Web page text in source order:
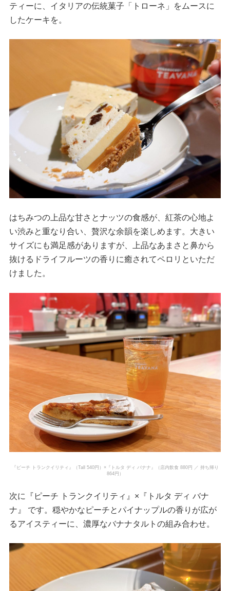
ティーに、イタリアの伝統菓子「トローネ」をムースに
したケーキを。
はちみつの上品な甘さとナッツの食感が、紅茶の心地よ
い渋みと重なり合い、贅沢な余韻を楽しめます。大きい
サイズにも満足感がありますが、上品なあまさと鼻から
抜けるドライフルーツの香りに癒されてペロリといただ
けました。
『ピーチ トランクイリティ』（Tall 540円）×『トルタ ディ バナナ』（店内飲食 880円 ／ 持ち帰り
864円）
次に『ピーチ トランクイリティ』×『トルタ ディ バナ
ナ』 です。穏やかなピーチとパイナップルの香りが広が
るアイスティーに、濃厚なバナナタルトの組み合わせ。